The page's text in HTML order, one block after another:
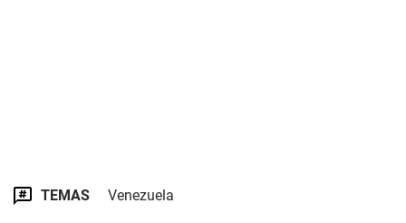
TEMAS Venezuela